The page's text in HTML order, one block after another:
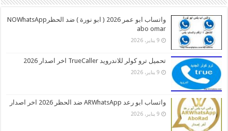
واتساب ابو عمر 2026 ( ابو نورة ) ضد الحظرNOWhatsApp
abo omar
9 يناير، 2026
تحميل ترو كولر للاندرويد TrueCaller اخر اصدار 2026
9 يناير، 2026
واتساب ابو رعد ARWhatsApp ضد الحظر 2026 اخر اصدار
9 يناير، 2026